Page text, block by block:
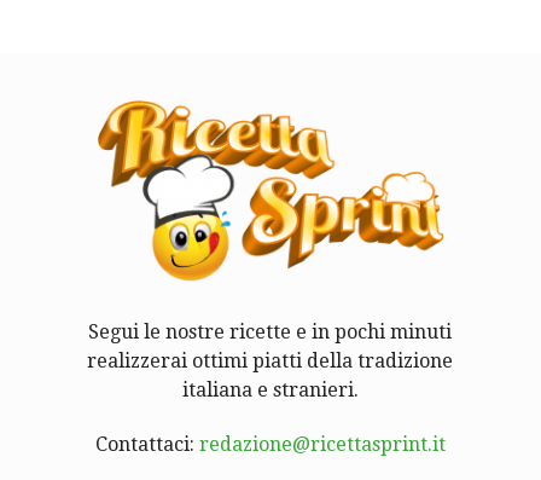
Segui le nostre ricette e in pochi minuti
realizzerai ottimi piatti della tradizione
italiana e stranieri.
Contattaci: redazione@ricettasprint.it